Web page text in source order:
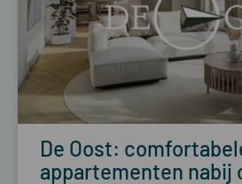
De Oost:
appartementen nabij